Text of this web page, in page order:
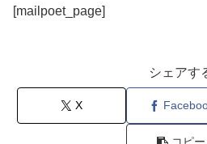
[mailpoet_page]
シェアす
X